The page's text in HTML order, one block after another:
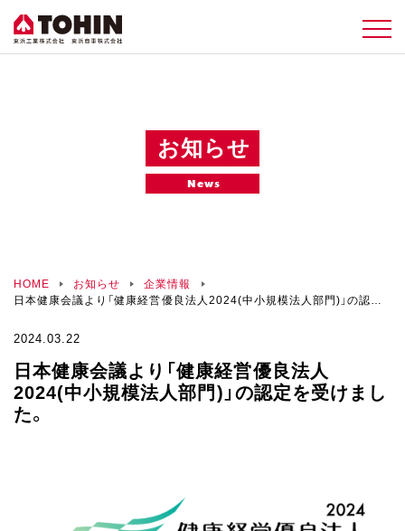
お知らせ
News
HOME お知らせ
企業情報
日本健康会議より「健康経営優良法人2024(中小規模法人部門)」の認定
日本健康会議より「健康経営優良法人
2024(中小規模法人部門)」の認定を受けまし
た。
2024.03.22